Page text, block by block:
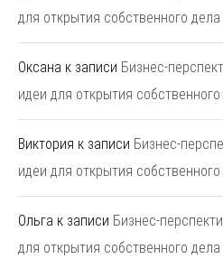
для открытия собственного дела
Оксана к записи Бизнес-
идеи для открытия
Виктория к записи Бизнес-
идеи для открытия
Ольга к записи Бизнес-
для открытия собственного дела